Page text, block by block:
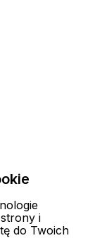
i
do Twoich